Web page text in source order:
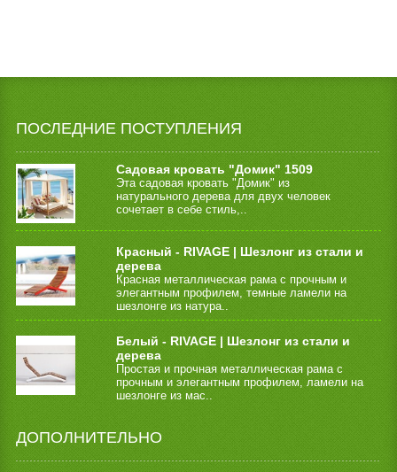
ПОСЛЕДНИЕ ПОСТУПЛЕНИЯ
Садовая кровать "Домик" 1509
Эта садовая кровать "Домик" из
натурального дерева для двух человек
сочетает в себе стиль,..
Красный - RIVAGE | Шезлонг из стали и
дерева
Красная металлическая рама с прочным и
элегантным профилем, темные ламели на
шезлонге из натура..
Белый - RIVAGE | Шезлонг из стали и
дерева
Простая и прочная металлическая рама с
прочным и элегантным профилем, ламели на
шезлонге из мас..
ДОПОЛНИТЕЛЬНО